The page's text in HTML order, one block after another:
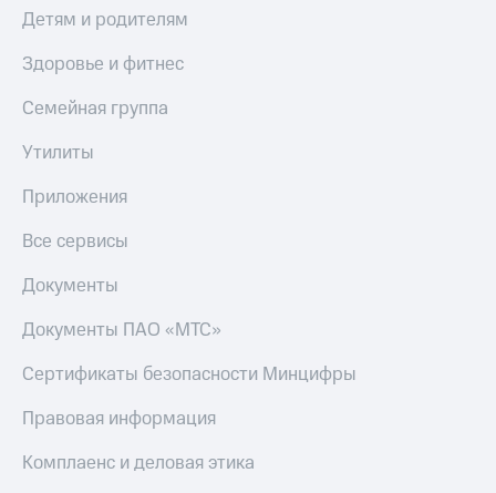
за границей
магазин
часы
трекеры
Умный
Планшеты
Акции
скидки
Детям и родителям
Здоровье и фитнес
Семейная группа
Утилиты
Приложения
Все сервисы
Документы
Документы ПАО «МТС»
Сертификаты безопасности Минцифры
Правовая информация
Комплаенс и деловая этика